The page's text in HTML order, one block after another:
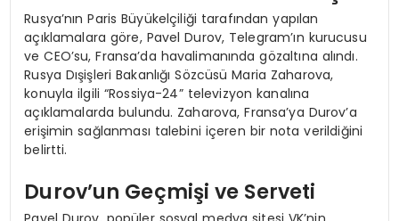
Rusya’nın Paris Büyükelçiliği tarafından yapılan
açıklamalara göre, Pavel Durov, Telegram’ın kurucusu
ve CEO’su, Fransa’da havalimanında gözaltına alındı.
Rusya Dışişleri Bakanlığı Sözcüsü Maria Zaharova,
konuyla ilgili “Rossiya-24” televizyon kanalına
açıklamalarda bulundu. Zaharova, Fransa’ya Durov’a
erişimin sağlanması talebini içeren bir nota verildiğini
belirtti.
Durov’un Geçmişi ve Serveti